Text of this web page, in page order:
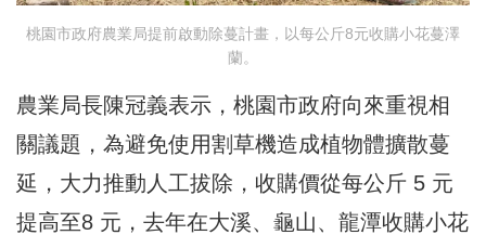
桃園市政府農業局提前啟動除蔓計畫，以每公斤8元收購小花蔓澤
蘭。
農業局長陳冠義表示，桃園市政府向來重視相
關議題，為避免使用割草機造成植物體擴散蔓
延，大力推動人工拔除，收購價從每公斤 5 元
提高至8 元，去年在大溪、龜山、龍潭收購小花